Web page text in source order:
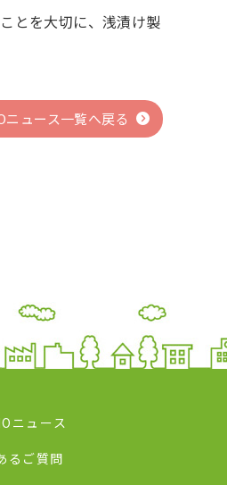
とを大切に、浅漬け製
ニュース一覧へ戻る
ニュース
るご質問